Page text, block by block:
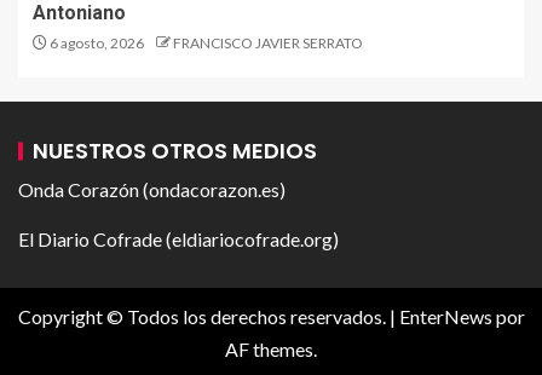
Antoniano
6 agosto, 2026 FRANCISCO JAVIER SERRATO
NUESTROS OTROS MEDIOS
Onda Corazón (ondacorazon.es)
El Diario Cofrade (eldiariocofrade.org)
Copyright © Todos los derechos reservados. | EnterNews por
AF themes.